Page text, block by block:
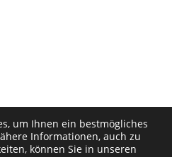
Disclaimer
um Ihnen ein bestmögliches
Informationen, auch zu
können Sie in unseren